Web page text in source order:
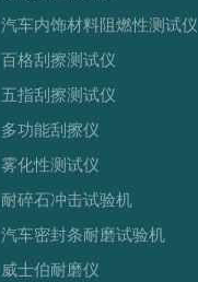
汽车内饰材料阻燃性测试仪
百格刮擦测试仪
五指刮擦测试仪
多功能刮擦仪
雾化性测试仪
耐碎石冲击试验机
汽车密封条耐磨试验机
威士伯耐磨仪